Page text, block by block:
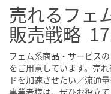
売れるフェ
販売戦略
フェム系商品・サービス
をご用意しています。売
ドを加速させたい／流通